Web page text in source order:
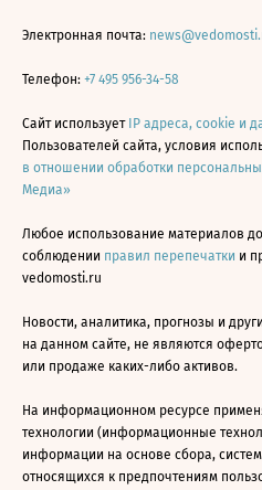
Электронная почта:
Телефон: +7 495 956-34-58
Сайт использует IP адреса, cookie и
Пользователей сайта, условия
в отношении обработки
Медиа»
Любое использование материалов
соблюдении правил перепечатки и
vedomosti.ru
Новости, аналитика, прогнозы и
на данном сайте, не являются
или продаже каких-либо активов.
На информационном ресурсе
технологии (информационные
информации на основе сбора,
относящихся к предпочтениям